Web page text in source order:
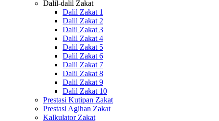
Dalil-dalil Zakat
Dalil Zakat 1
Dalil Zakat 2
Dalil Zakat 3
Dalil Zakat 4
Dalil Zakat 5
Dalil Zakat 6
Dalil Zakat 7
Dalil Zakat 8
Dalil Zakat 9
Dalil Zakat 10
Prestasi Kutipan Zakat
Prestasi Agihan Zakat
Kalkulator Zakat